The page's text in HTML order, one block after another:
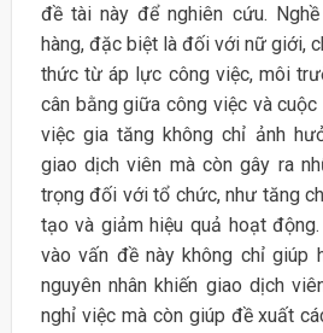
đề tài này để nghiên cứu.
hàng, đặc biệt là đối với nữ giới,
thức từ áp lực công việc, môi
cân bằng giữa công việc và
việc gia tăng không chỉ ảnh
giao dịch viên mà còn gây ra
trọng đối với tổ chức, như tăng
tạo và giảm hiệu quả hoạt
vào vấn đề này không chỉ giúp
nguyên nhân khiến giao dịch
nghỉ việc mà còn giúp đề xuất